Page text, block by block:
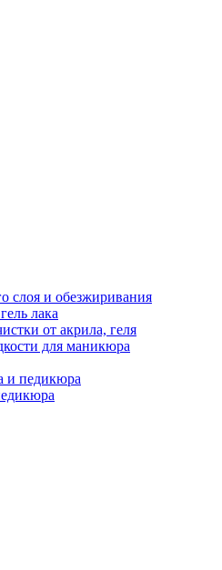
слоя и обезжиривания
лака
от акрила, геля
для маникюра
и педикюра